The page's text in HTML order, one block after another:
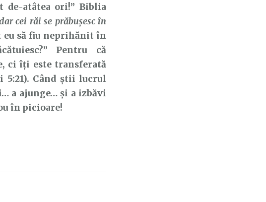
de-atâtea ori!” Biblia
cei răi se prăbuşesc în
eu să fiu neprihănit în
Pentru că
ci îți este transferată
Când știi lucrul
a ajunge… și a izbăvi
în picioare!